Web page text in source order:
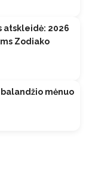
atskleidė: 2026
Zodiako
mėnuo